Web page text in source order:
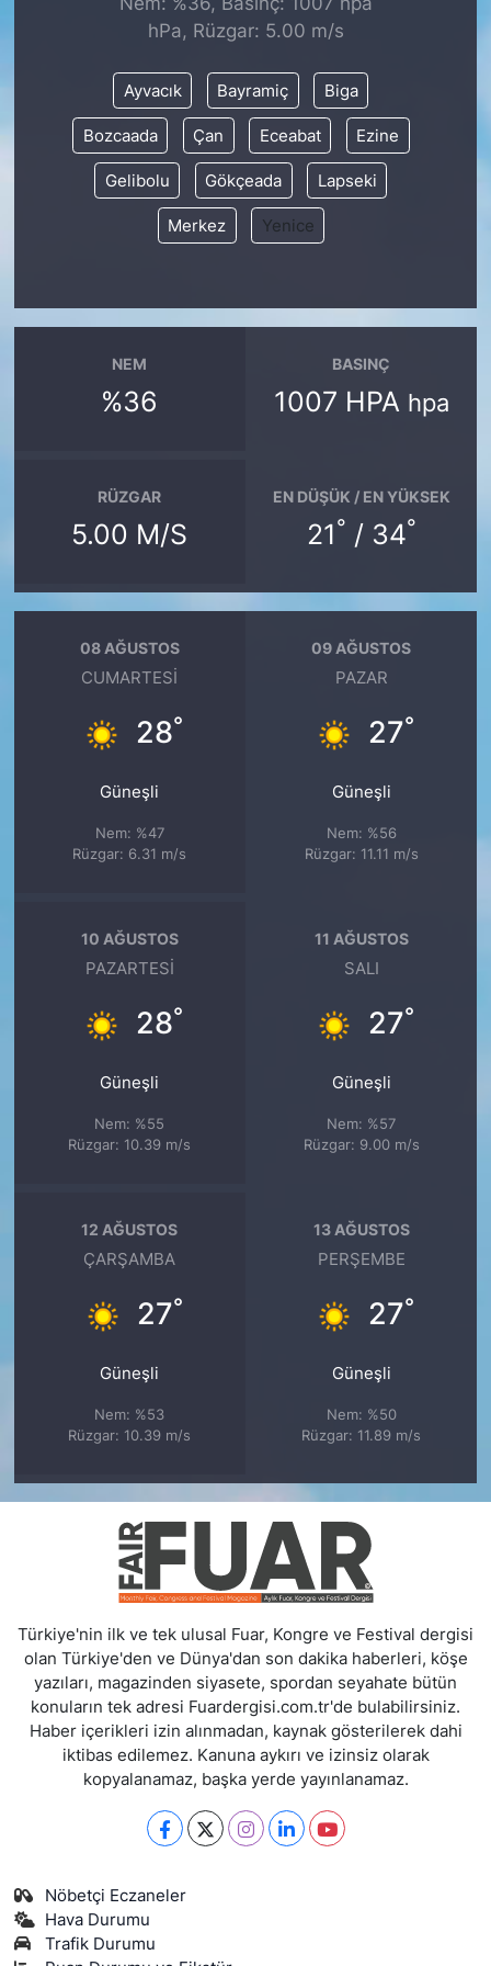
hPa, Rüzgar: 5.00 m/s
Ayvacık Bayramiç Biga
Bozcaada Çan Eceabat Ezine
Gelibolu Gökçeada Lapseki
Merkez Yenice
NEM
%36
BASINÇ
1007 HPA hpa
RÜZGAR
5.00 M/S
EN DÜŞÜK / EN YÜKSEK
21° / 34°
08 AĞUSTOS
CUMARTESI
28°
Güneşli
Nem: %47
Rüzgar: 6.31 m/s
09 AĞUSTOS
PAZAR
27°
Güneşli
Nem: %56
Rüzgar: 11.11 m/s
10 AĞUSTOS
PAZARTESI
28°
Güneşli
Nem: %55
Rüzgar: 10.39 m/s
11 AĞUSTOS
SALI
27°
Güneşli
Nem: %57
Rüzgar: 9.00 m/s
12 AĞUSTOS
ÇARŞAMBA
27°
Güneşli
Nem: %53
Rüzgar: 10.39 m/s
13 AĞUSTOS
PERŞEMBE
27°
Güneşli
Nem: %50
Rüzgar: 11.89 m/s
Türkiye'nin ilk ve tek ulusal Fuar, Kongre ve Festival dergisi
olan Türkiye'den ve Dünya'dan son dakika haberleri, köşe
yazıları, magazinden siyasete, spordan seyahate bütün
konuların tek adresi Fuardergisi.com.tr'de bulabilirsiniz.
Haber içerikleri izin alınmadan, kaynak gösterilerek dahi
iktibas edilemez. Kanuna aykırı ve izinsiz olarak
kopyalanamaz, başka yerde yayınlanamaz.
Nöbetçi Eczaneler
Hava Durumu
Trafik Durumu
KONGRE TAKVİMİ
RÖPORTAJLAR
BİYOGRAFİLER